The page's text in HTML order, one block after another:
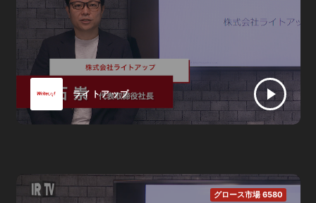
ライトアップ
グロース市場 6580